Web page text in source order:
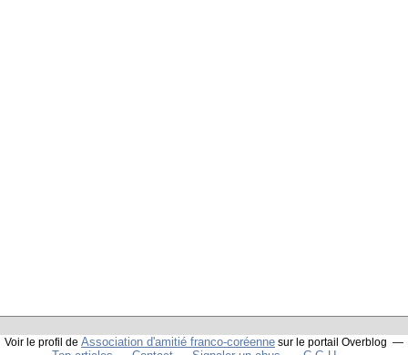
Voir le profil de Association d'amitié franco-coréenne sur le portail Overblog